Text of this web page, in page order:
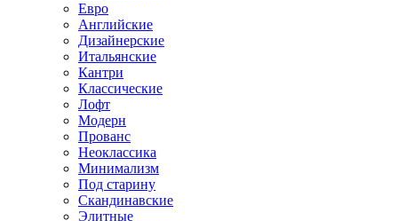
Евро
Английские
Дизайнерские
Итальянские
Кантри
Классические
Лофт
Модерн
Прованс
Неоклассика
Минимализм
Под старину
Скандинавские
Элитные